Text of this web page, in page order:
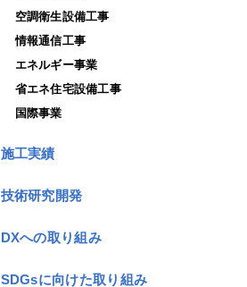
空調衛生設備工事
情報通信工事
エネルギー事業
省エネ住宅設備工事
国際事業
施工実績
技術研究開発
DXへの取り組み
SDGsに向けた取り組み